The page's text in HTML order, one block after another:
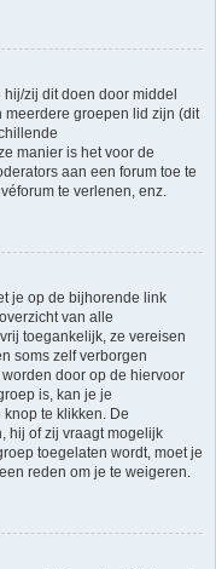
zij dit doen door middel
groepen lid zijn (dit
manier is het voor de
aan een forum toe te
te verlenen, enz.
je op de bijhorende link
van alle
toegankelijk, ze vereisen
soms zelf verborgen
door op de hiervoor
is, kan je je
te klikken. De
hij of zij vraagt mogelijk
toegelaten wordt, moet je
reden om je te weigeren.